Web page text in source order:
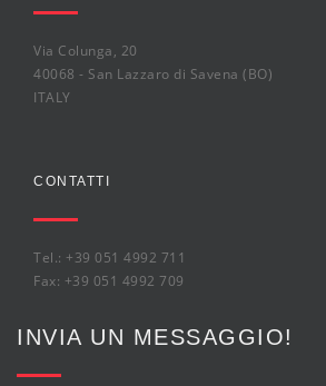
Via Colunga, 20
40068 - San Lazzaro di Savena (BO)
ITALY
CONTATTI
Tel.: +39 051 4992 711
Fax: +39 051 4992 709
INVIA UN MESSAGGIO!